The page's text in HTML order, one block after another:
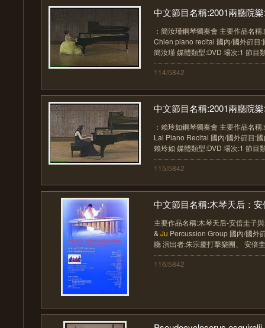
中文節目名稱:2001兩廳院
：簡汝瑾鋼琴獨奏會 主要作品名
Chien piano recital 國內/國外節目
簡汝瑾 媒體類型:DVD 場次:1 節目
114/5842
中文節目名稱:2001兩廳院
：賴玲如鋼琴獨奏會 主要作品名
Lai Piano Recital 國內/國外節目:
賴玲如 媒體類型:DVD 場次:1 節目
115/5842
中文節目名稱:木琴天后：安
主要作品名稱:木琴天后-安倍圭子
& Ju Percussion Group 國內/國外
廳 演出者:朱宗慶打擊樂團、 安倍
116/5842